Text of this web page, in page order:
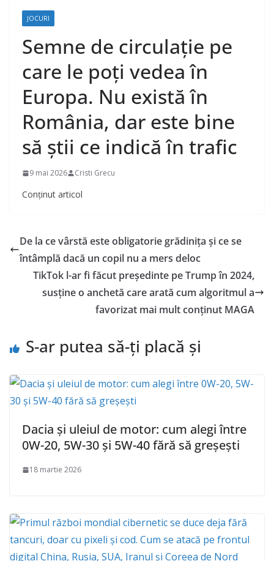
JOCURI
Semne de circulaţie pe
care le poţi vedea în
Europa. Nu există în
România, dar este bine
să ştii ce indică în trafic
9 mai 2026 Cristi Grecu
Conținut articol
De la ce vârstă este obligatorie grădinița și ce se
întâmplă dacă un copil nu a mers deloc
TikTok l-ar fi făcut președinte pe Trump în 2024,
susține o anchetă care arată cum algoritmul a
favorizat mai mult conținut MAGA
S-ar putea să-ți placă și
Dacia și uleiul de motor: cum alegi între
0W-20, 5W-30 și 5W-40 fără să greșești
18 martie 2026